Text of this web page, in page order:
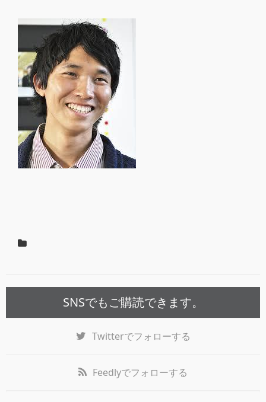
SNSでもご購読できます。
Twitterでフォローする
Feedlyでフォローする